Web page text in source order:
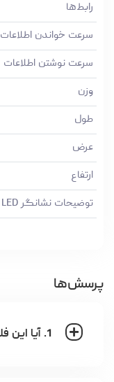
رابط‌ها
سرعت خواندن اطلاعات
سرعت نوشتن اطلاعات
وزن
طول
عرض
ارتفاع
توضیحات نشانگر LED
پرسش‌ها
1. آیا این فلش مموری برای هدیه دادن مناسبه؟